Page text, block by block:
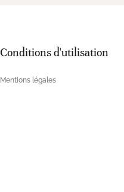
Conditions d'utilisation
Mentions légales